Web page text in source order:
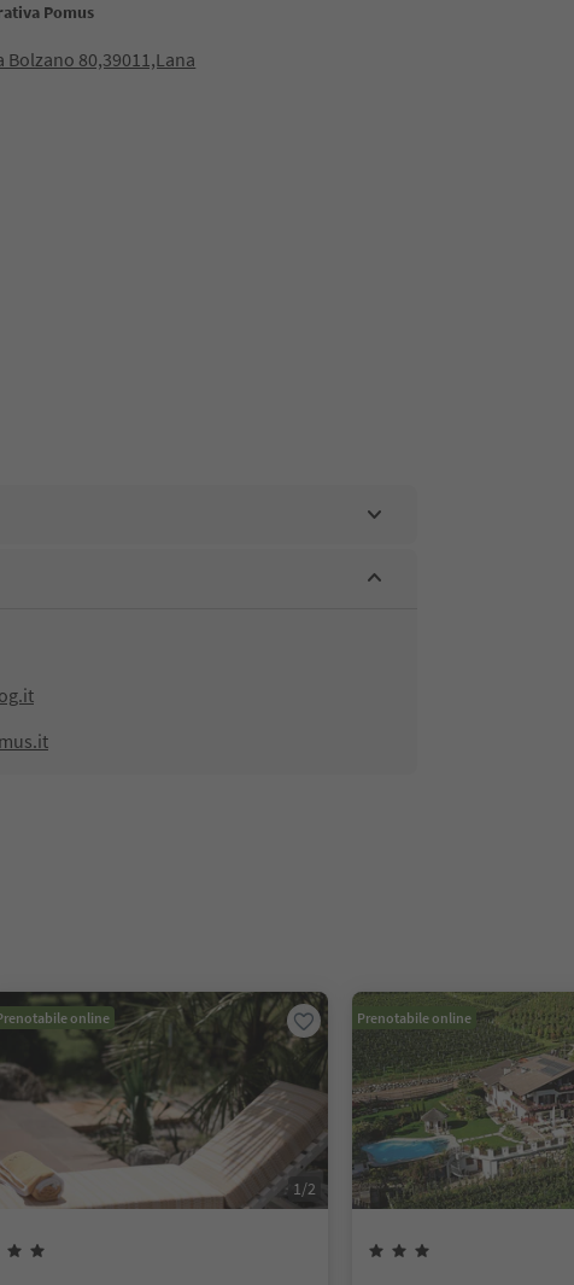
Pomus
Bolzano 80,39011,Lana
online
1/2
Prenotabile online